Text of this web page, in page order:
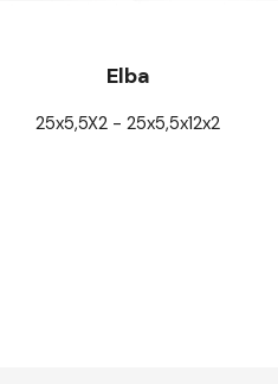
Elba
25x5,5X2 - 25x5,5x12x2